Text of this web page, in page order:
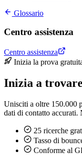
Glossario
Centro assistenza
Centro assistenza
Inizia la prova
Inizia a
Unisciti a oltre 150.000
dati di contatto accurati.
25 ricerche
Tasso di
Conforme al